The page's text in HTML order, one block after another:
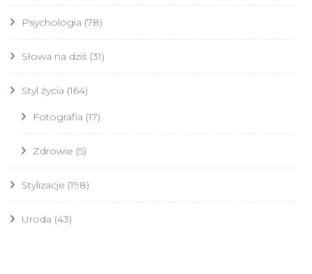
Psychologia (78)
Słowa na dziś (31)
Styl życia (164)
Fotografia (17)
Zdrowie (5)
Stylizacje (198)
Uroda (43)